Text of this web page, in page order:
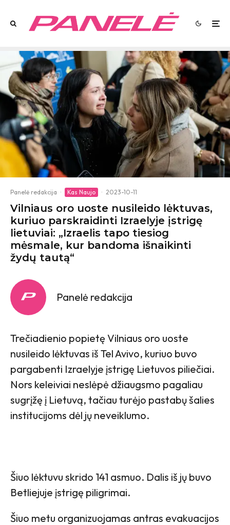
Panelė redakcija · Kas Naujo · 2023-10-11
Vilniaus oro uoste nusileido lėktuvas,
kuriuo parskraidinti Izraelyje įstrigę
lietuviai: „Izraelis tapo tiesiog
mėsmale, kur bandoma išnaikinti
žydų tautą“
Panelė redakcija
Trečiadienio popietę Vilniaus oro uoste
nusileido lėktuvas iš Tel Avivo, kuriuo buvo
pargabenti Izraelyje įstrigę Lietuvos piliečiai.
Nors keleiviai neslėpė džiaugsmo pagaliau
sugrįžę į Lietuvą, tačiau turėjo pastabų šalies
institucijoms dėl jų neveiklumo.
Šiuo lėktuvu skrido 141 asmuo. Dalis iš jų buvo
Betliejuje įstrigę piligrimai.
Šiuo metu organizuojamas antras evakuacijos